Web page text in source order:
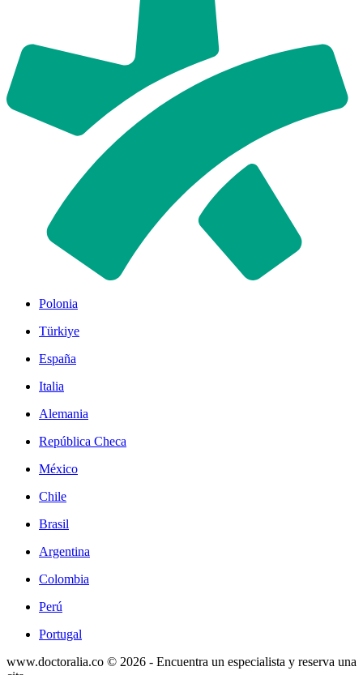
Polonia
Türkiye
España
Italia
Alemania
República Checa
México
Chile
Brasil
Argentina
Colombia
Perú
Portugal
www.doctoralia.co © 2026 - Encuentra un especialista y reserva una